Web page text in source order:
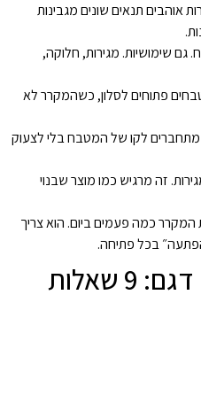
אוהבים תנאים שונים מגבינות
גם שימושיות. מגירות, חלוקה,
פתוחים לסלון, כשהמקרר לא
לקו של המטבח בלי לצעוק
זה מרגיש כמו מוצר שבנוי
כמה פעמים ביום. הוא צריך
בכל פתיחה.
רגע לפני שבוחרים דגם: 9 שאלות